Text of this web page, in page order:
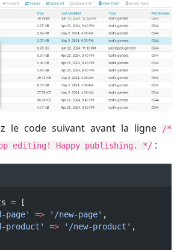
le code suivant avant la ligne
/*
editing! Happy publishing. */ :
= [
page'
=> '/new-page' ,
product'
=> '/new-product' ,